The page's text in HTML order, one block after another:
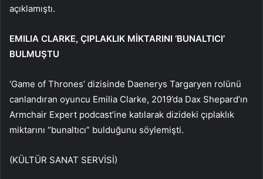
açıklamıştı.
EMILIA CLARKE, ÇIPLAKLIK MİKTARINI ‘BUNALTICI’
BULMUŞTU
‘Game of Thrones’ dizisinde Daenerys Targaryen rolünü
canlandıran oyuncu Emilia Clarke, 2019’da Dax Shepard’ın
Armchair Expert podcast’ine katılarak dizideki çıplaklık
miktarını “bunaltıcı” bulduğunu söylemişti.
(KÜLTÜR SANAT SERVİSİ)